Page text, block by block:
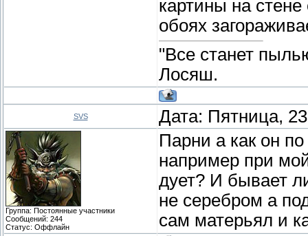
картины на
обоях
"Все станет
Лосяш.
SVS Дата: Пятница,
Группа: Постоянные участники
Сообщений: 244
Статус: Оффлайн
Парни а как он
например при
дует? И бывает
не серебром а
сам матерьял и